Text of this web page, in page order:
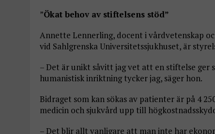
”Ökat behov av stiftelsens stöd”
Annette Lennerling, docent i vårdvetenskap
vid Sahlgrenska Universitetssjukhuset, är
– Det är unikt såvitt jag vet att en stiftelse
humanistisk inriktning tycker jag, säger hon.
Bidraget som kan sökas av patienter är på 4
medicin och sjukvård upp till
– Det blir allt vanligare att man inte har